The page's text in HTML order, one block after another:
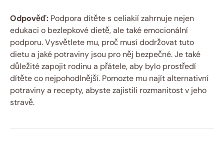
Odpověď: Podpora dítěte s celiakií zahrnuje nejen
edukaci o bezlepkové dietě, ale také emocionální
podporu. Vysvětlete mu, proč musí dodržovat tuto
dietu a jaké potraviny jsou pro něj bezpečné. Je také
důležité zapojit rodinu a přátele, aby bylo prostředí
dítěte co nejpohodlnější. Pomozte mu najít alternativní
potraviny a recepty, abyste zajistili rozmanitost v jeho
stravě.